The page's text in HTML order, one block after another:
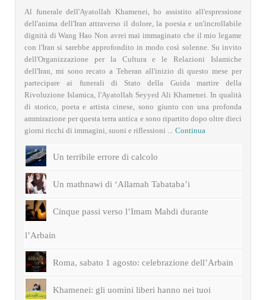
Al funerale dell'Ayatollah Khamenei, ho assistito all'espressione
dell'anima dell'Iran attraverso il dolore, la poesia e un'incrollabile
dignità di Wang Hao Non avrei mai immaginato che il mio legame
con l'Iran si sarebbe approfondito in modo così solenne. Su invito
dell'Organizzazione per la Cultura e le Relazioni Islamiche
dell'Iran, mi sono recato a Teheran all'inizio di questo mese per
partecipare ai funerali di Stato della Guida martire della
Rivoluzione Islamica, l'Ayatollah Seyyed Ali Khamenei. In qualità
di storico, poeta e artista cinese, sono giunto con una profonda
ammirazione per questa terra antica e sono ripartito dopo oltre dieci
giorni ricchi di immagini, suoni e riflessioni ...
Continua
Un terribile errore di calcolo
Un mathnawi di ‘Allamah Tabataba’i
Cinque passi verso l’Imam Mahdi durante
l’Arbain
Roma, sabato 1 agosto: celebrazione dell’Arbain
Khamenei: gli uomini liberi hanno nei tuoi